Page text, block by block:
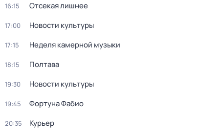
16:15 Отсекая лишнее
17:00 Новости культуры
17:15 Неделя камерной музыки
18:15 Полтава
19:30 Новости культуры
19:45 Фортуна Фабио
20:35 Курьер